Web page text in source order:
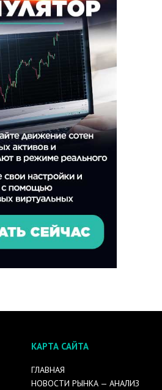
КАРТА САЙТА
ГЛАВНАЯ
НОВОСТИ РЫНКА — АНАЛИЗ